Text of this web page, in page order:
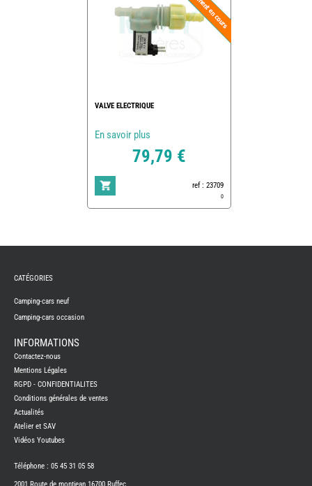
VALVE ELECTRIQUE
En savoir plus
79,79 €
ref : 23709
0
CAMPING-
NEUFS
CAMPING-
CAMPING-
BENIMAR
CAMPING-
CARADO
CAMPING-
ITINEO
CAMPING-
CATÉGORIES
Camping-cars neuf
Camping-cars occasion
INFORMATIONS
Contactez-nous
Mentions Légales
RGPD - CONFIDENTIALITES
Conditions générales de ventes
Actualités
Atelier et SAV
Vidéos Youtubes
Téléphone : 05 45 31 05 58
2001 Route de montjean 16700 Ruffec